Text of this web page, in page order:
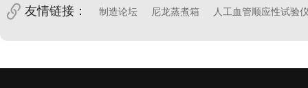
友情链接： 制造论坛 尼龙蒸煮箱 人工血管顺应性试验